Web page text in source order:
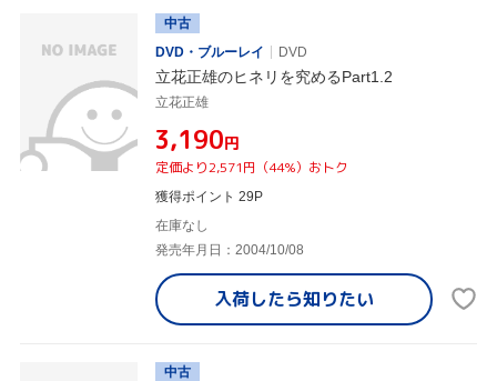
中古
DVD・ブルーレイ
DVD
立花正雄のヒネリを究めるPart1.2
立花正雄
¥3,190円
定価より2,571円（44%）おトク
獲得ポイント 29P
在庫なし
発売年月日：2004/10/08
入荷したら知りたい
中古